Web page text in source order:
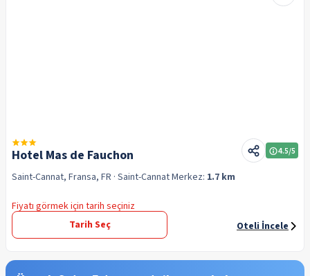
Hotel Mas de Fauchon 4.5/5
Saint-Cannat, Fransa, FR · Saint-CannatMerkez: 1.7 km
Fiyatı görmek için tarih seçiniz
Tarih Seç
Oteli İncele